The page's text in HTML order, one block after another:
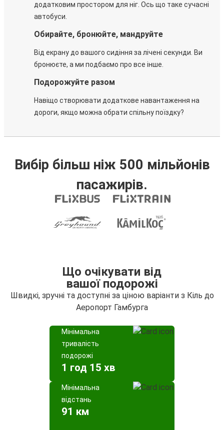
додатковим простором для ніг. Ось що таке сучасні
автобуси.
Обирайте, бронюйте, мандруйте
Від екрану до вашого сидіння за лічені секунди. Ви
бронюєте, а ми подбаємо про все інше.
Подорожуйте разом
Навіщо створювати додаткове навантаження на
дороги, якщо можна обрати спільну поїздку?
Вибір більш ніж 500 мільйонів
пасажирів.
Що очікувати від
вашої подорожі
Швидкі, зручні та доступні за ціною варіанти з Кіль до
Аеропорт Гамбурга
Мінімальна
тривалість
подорожі
1 год 15 хв
Мінімальна
відстань
91 км